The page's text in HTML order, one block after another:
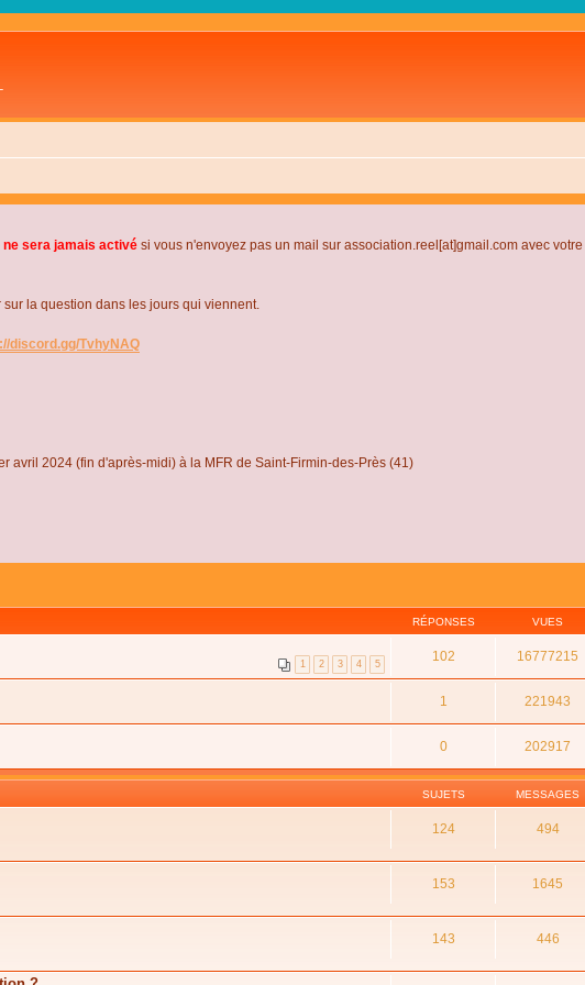
sera jamais activé si vous n'envoyez pas un mail sur association.reel[at]gmail.com avec votre
la question dans les jours qui viennent.
discord.gg/TvhyNAQ
avril 2024 (fin d'après-midi) à la MFR de Saint-Firmin-des-Près (41)
RÉPONSES VUES
1 2 3 4 5 102 16777215
1 221943
0 202917
SUJETS MESSAGES
124 494
153 1645
143 446